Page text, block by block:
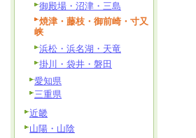
御殿場・沼津・三島
焼津・藤枝・御前崎・寸又
峡
浜松・浜名湖・天竜
掛川・袋井・磐田
愛知県
三重県
近畿
山陽・山陰